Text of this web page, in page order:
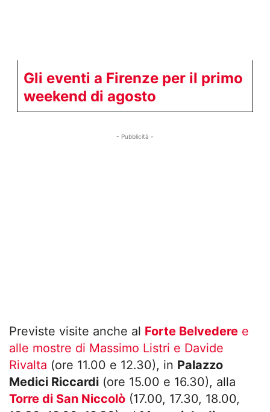
Gli eventi a Firenze per il primo
weekend di agosto
- Pubblicità -
Previste visite anche al Forte Belvedere e
alle mostre di Massimo Listri e Davide
Rivalta (ore 11.00 e 12.30), in Palazzo
Medici Riccardi (ore 15.00 e 16.30), alla
Torre di San Niccolò (17.00, 17.30, 18.00,